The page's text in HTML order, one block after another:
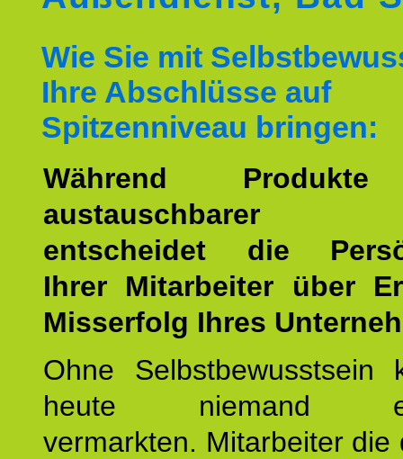
Wie Sie mit
Ihre Abschlüsse auf
Spitzenniveau bringen:
Während
austauschbarer
entscheidet die
Ihrer Mitarbeiter über
Misserfolg Ihres
Ohne Selbstbewusstsein
heute niemand
vermarkten. Mitarbeiter die